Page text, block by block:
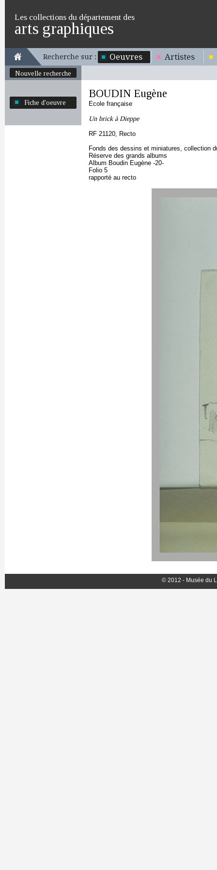
Les collections du département des
arts graphiques
Recherche sur : Oeuvres Artistes
Nouvelle recherche
Fiche d'oeuvre
BOUDIN Eugène
Ecole française
Un brick à Dieppe
RF 21120, Recto
Fonds des dessins et miniatures, collection
Réserve des grands albums
Album Boudin Eugène -20-
Folio 5
rapporté au recto
© 2012 - Musée du